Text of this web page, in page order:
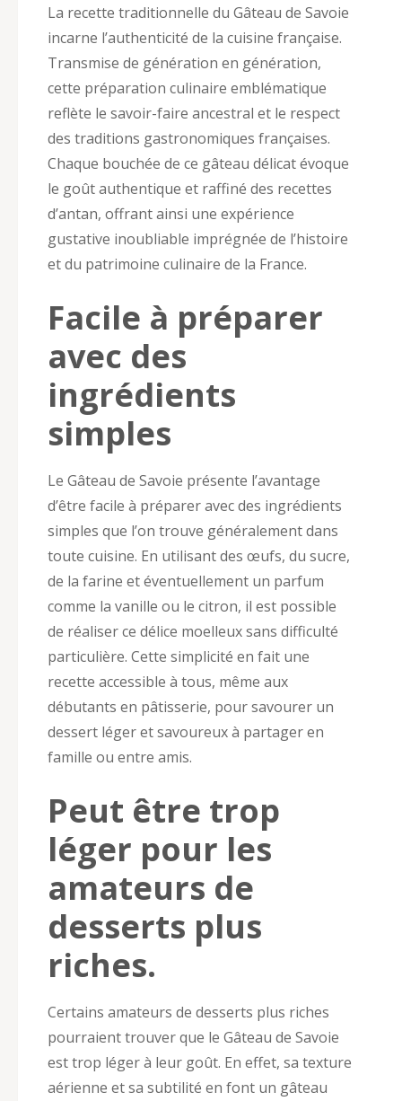
La recette traditionnelle du Gâteau de Savoie
incarne l’authenticité de la cuisine française.
Transmise de génération en génération,
cette préparation culinaire emblématique
reflète le savoir-faire ancestral et le respect
des traditions gastronomiques françaises.
Chaque bouchée de ce gâteau délicat évoque
le goût authentique et raffiné des recettes
d’antan, offrant ainsi une expérience
gustative inoubliable imprégnée de l’histoire
et du patrimoine culinaire de la France.
Facile à préparer
avec des
ingrédients
simples
Le Gâteau de Savoie présente l’avantage
d’être facile à préparer avec des ingrédients
simples que l’on trouve généralement dans
toute cuisine. En utilisant des œufs, du sucre,
de la farine et éventuellement un parfum
comme la vanille ou le citron, il est possible
de réaliser ce délice moelleux sans difficulté
particulière. Cette simplicité en fait une
recette accessible à tous, même aux
débutants en pâtisserie, pour savourer un
dessert léger et savoureux à partager en
famille ou entre amis.
Peut être trop
léger pour les
amateurs de
desserts plus
riches.
Certains amateurs de desserts plus riches
pourraient trouver que le Gâteau de Savoie
est trop léger à leur goût. En effet, sa texture
aérienne et sa subtilité en font un gâteau